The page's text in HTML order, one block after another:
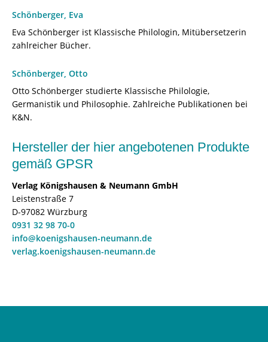
Schönberger, Eva
Eva Schönberger ist Klassische Philologin, Mitübersetzerin
zahlreicher Bücher.
Schönberger, Otto
Otto Schönberger studierte Klassische Philologie,
Germanistik und Philosophie. Zahlreiche Publikationen bei
K&N.
Hersteller der hier angebotenen Produkte
gemäß GPSR
Verlag Königshausen & Neumann GmbH
Leistenstraße 7
D-97082 Würzburg
0931 32 98 70-0
info@koenigshausen-neumann.de
verlag.koenigshausen-neumann.de